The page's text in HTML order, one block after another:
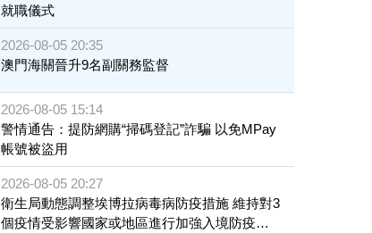
就職儀式
2026-08-05 20:35
澳門海關晉升9名副關務監督
2026-08-05 15:14
警情通告：提防網購“掃碼登記”詐騙 以免MPay
帳號被盜用
2026-08-05 20:27
衛生局動態調整埃博拉病毒病防疫措施 維持對3
個疫情受影響國家或地區進行加強入境防疫措